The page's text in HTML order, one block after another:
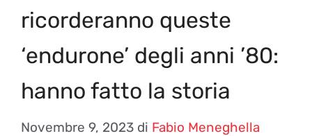
ricorderanno queste
‘endurone’ degli anni ’80:
hanno fatto la storia
Novembre 9, 2023 di Fabio Meneghella